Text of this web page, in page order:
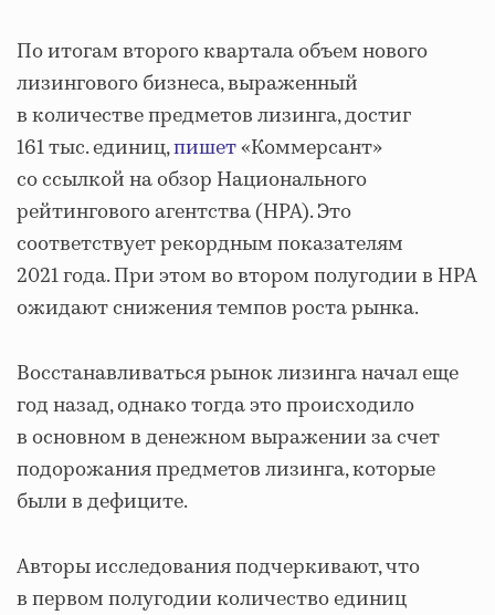
По итогам второго квартала объем нового
лизингового бизнеса, выраженный
в количестве предметов лизинга, достиг
161 тыс. единиц,пишет«Коммерсант»
со ссылкой на обзор Национального
рейтингового агентства (НРА). Это
соответствует рекордным показателям
2021 года. При этом во втором полугодии в НРА
ожидают снижения темпов роста рынка.
Восстанавливаться рынок лизинга начал еще
год назад, однако тогда это происходило
в основном в денежном выражении за счет
подорожания предметов лизинга, которые
были в дефиците.
Авторы исследования подчеркивают, что
в первом полугодии количество единиц